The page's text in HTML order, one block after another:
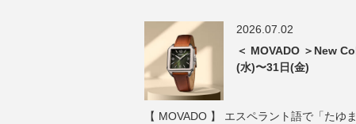
2026.07.02
＜ MOVADO ＞New
(水)〜31日(金)
【 MOVADO 】 エスペラント語で「たゆ